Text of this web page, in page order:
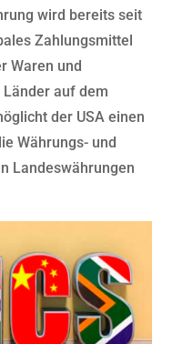
wird bereits seit
Zahlungsmittel
Waren und
auf dem
der USA einen
Währungs- und
Landeswährungen